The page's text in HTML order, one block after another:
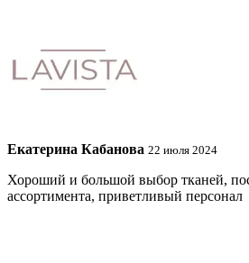
Екатерина Кабанова 22 июля 2024
Хороший и большой выбор тканей,
ассортимента, приветливый персонал